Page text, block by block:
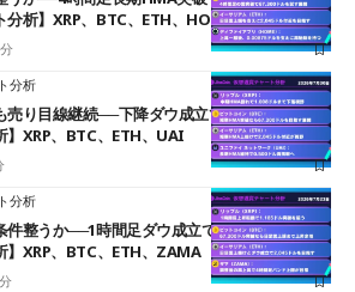
分析】XRP、BTC、ETH、HOME
分析
売り目線継続──下降ダウ成立で下値追う展開
】XRP、BTC、ETH、UAI
分析
件整うか──1時間足ダウ成立で1.185ドルを狙う
】XRP、BTC、ETH、ZAMA